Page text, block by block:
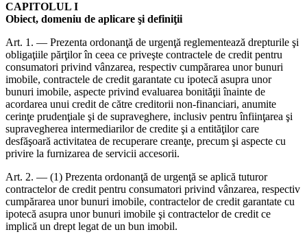
CAPITOLUL I
Obiect, domeniu de aplicare şi definiţii
Art. 1. — Prezenta ordonanţă de urgenţă reglementează drepturile şi
obligaţiile părţilor în ceea ce priveşte contractele de credit pentru
consumatori privind vânzarea, respectiv cumpărarea unor bunuri
imobile, contractele de credit garantate cu ipotecă asupra unor
bunuri imobile, aspecte privind evaluarea bonităţii înainte de
acordarea unui credit de către creditorii non-financiari, anumite
cerinţe prudenţiale şi de supraveghere, inclusiv pentru înfiinţarea şi
supravegherea intermediarilor de credite şi a entităţilor care
desfăşoară activitatea de recuperare creanţe, precum şi aspecte cu
privire la furnizarea de servicii accesorii.
Art. 2. — (1) Prezenta ordonanţă de urgenţă se aplică tuturor
contractelor de credit pentru consumatori privind vânzarea, respectiv
cumpărarea unor bunuri imobile, contractelor de credit garantate cu
ipotecă asupra unor bunuri imobile şi contractelor de credit ce
implică un drept legat de un bun imobil.